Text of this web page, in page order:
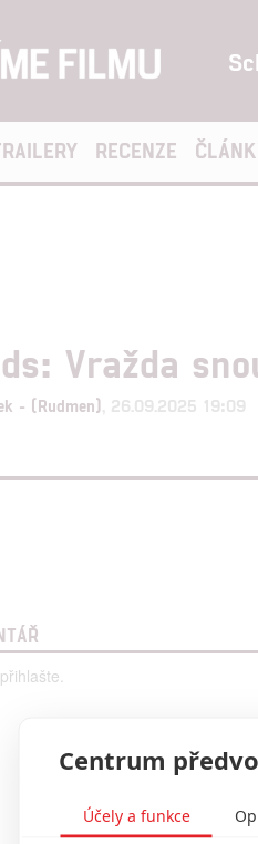
RECENZE
Vražda
- (Rudmen) , 26.09.2025 19:09
Centrum
Účely a funkce